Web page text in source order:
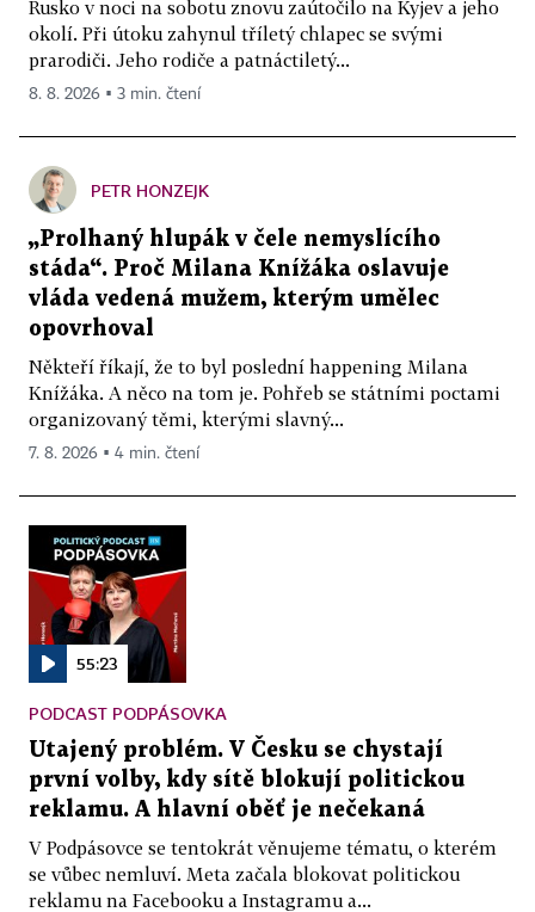
Rusko v noci na sobotu znovu zaútočilo na Kyjev a jeho
okolí. Při útoku zahynul tříletý chlapec se svými
prarodiči. Jeho rodiče a patnáctiletý...
8. 8. 2026 ▪ 3 min. čtení
PETR HONZEJK
„Prolhaný hlupák v čele nemyslícího
stáda“. Proč Milana Knížáka oslavuje
vláda vedená mužem, kterým umělec
opovrhoval
Někteří říkají, že to byl poslední happening Milana
Knížáka. A něco na tom je. Pohřeb se státními poctami
organizovaný těmi, kterými slavný...
7. 8. 2026 ▪ 4 min. čtení
55:23
PODCAST PODPÁSOVKA
Utajený problém. V Česku se chystají
první volby, kdy sítě blokují politickou
reklamu. A hlavní oběť je nečekaná
V Podpásovce se tentokrát věnujeme tématu, o kterém
se vůbec nemluví. Meta začala blokovat politickou
reklamu na Facebooku a Instagramu a...